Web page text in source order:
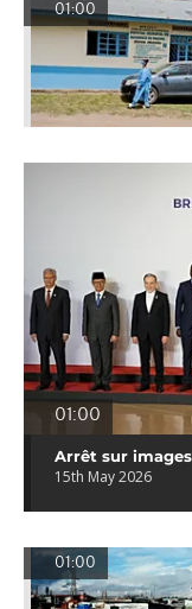
01:00
01:00
Arrêt sur
15th May 2026
01:00